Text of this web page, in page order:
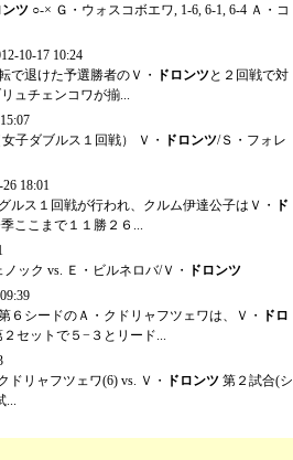
ンツ ○-× Ｇ・ウォスコボエワ, 1-6, 6-1, 6-4 Ａ・コ
10-17 10:24
で退けた予選勝者のＶ・
ドロンツと２回戦で対
ュチェンコワが揃...
子ダブルス１回戦） Ｖ・
ドロンツ/Ｓ・フォレ
18:01
ルス１回戦が行われ、クルム伊達公子はＶ・
ド
ここまで１１勝２６...
ック vs. Ｅ・ビルネロバ/Ｖ・
ドロンツ
６シードのＡ・クドリャフツェワは、Ｖ・
ドロ
セットで５−３とリード...
リャフツェワ(6) vs. Ｖ・
ドロンツ 第２試合(シ
...